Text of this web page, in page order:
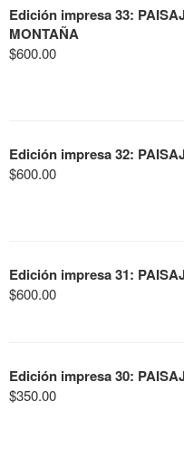
Edición impresa 33:
MONTAÑA
$600.00
Edición impresa 32:
$600.00
Edición impresa 31:
$600.00
Edición impresa 30:
$350.00